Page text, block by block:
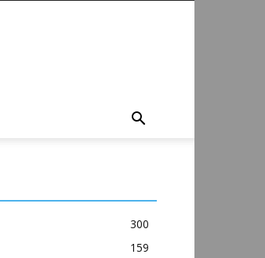
300
159